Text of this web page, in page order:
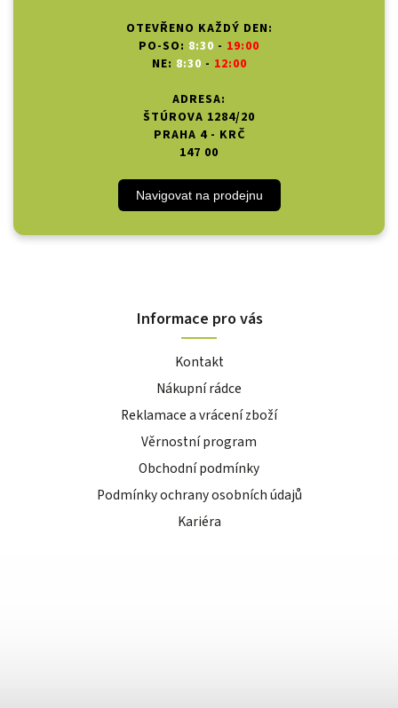
OTEVŘENO KAŽDÝ DEN:
PO-SO: 8:30 - 19:00
NE: 8:30 - 12:00
ADRESA:
ŠTÚROVA 1284/20
PRAHA 4 - KRČ
147 00
Navigovat na prodejnu
Informace pro vás
Kontakt
Nákupní rádce
Reklamace a vrácení zboží
Věrnostní program
Obchodní podmínky
Podmínky ochrany osobních údajů
Kariéra